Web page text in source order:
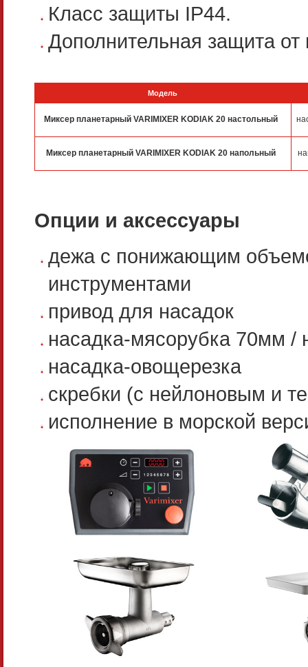
Класс защиты IP44.
Дополнительная защита
Модель
Миксер планетарный VARIMIXER KODIAK 20 настольный
Миксер планетарный VARIMIXER KODIAK 20 напольный
Опции и аксессуары
дежа с понижающим
инструментами
привод для насадок
насадка-мясорубка 70мм /
насадка-овощерезка
скребки (с нейлоновым и
исполнение в морской